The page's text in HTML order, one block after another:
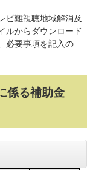
ビ難視聴地域解消及
ルからダウンロード
必要事項を記入の
係る補助金